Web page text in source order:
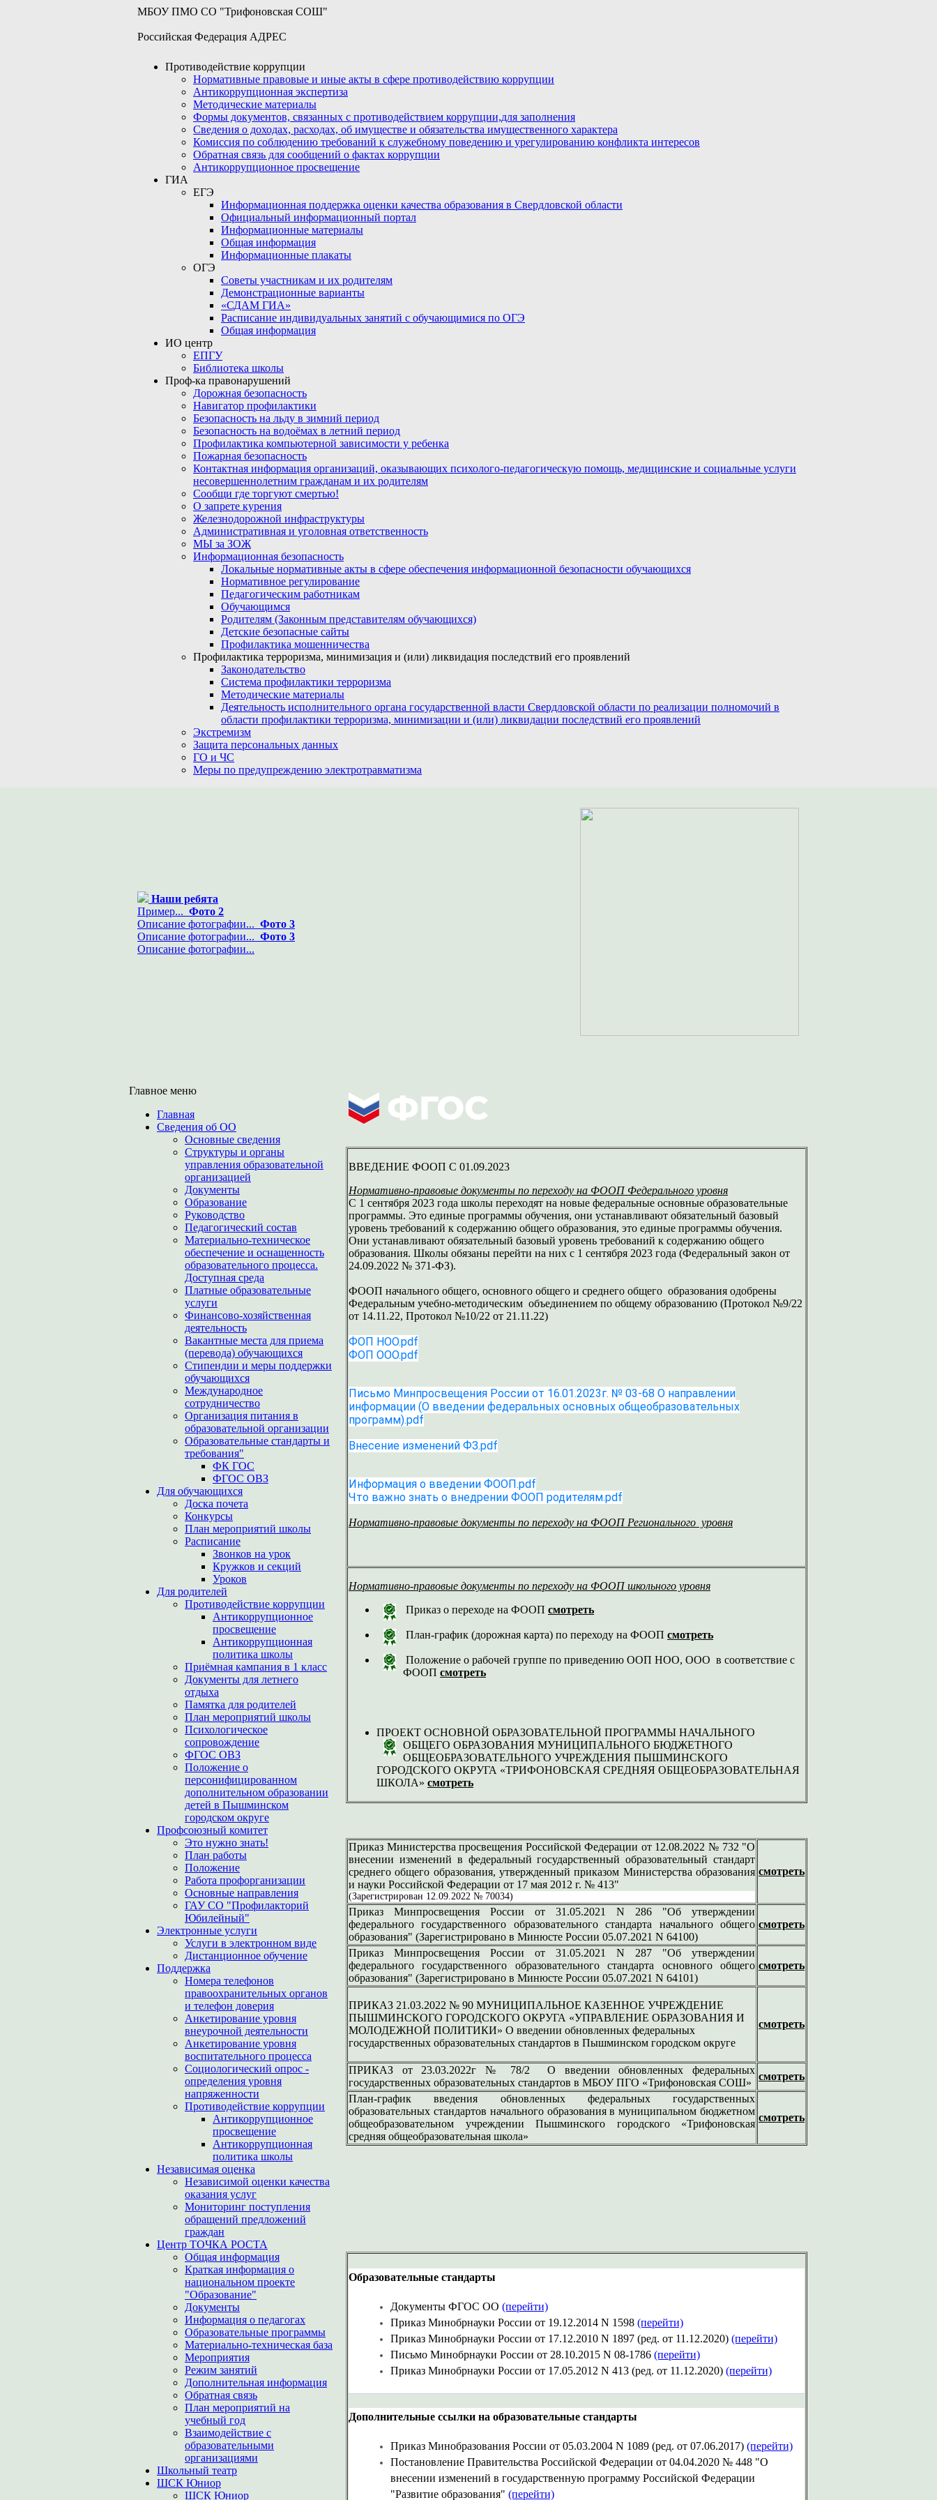
МБОУ ПМО СО "Трифоновская СОШ"
Российская Федерация АДРЕС
Противодействие коррупции
Нормативные правовые и иные акты в сфере противодействию коррупции
Антикоррупционная экспертиза
Методические материалы
Формы документов, связанных с противодействием коррупции,для заполнения
Сведения о доходах, расходах, об имуществе и обязательства имущественного характера
Комиссия по соблюдению требований к служебному поведению и урегулированию конфликта интересов
Обратная связь для сообщений о фактах коррупции
Антикоррупционное просвещение
ГИА
ЕГЭ
Информационная поддержка оценки качества образования в Свердловской области
Официальный информационный портал
Информационные материалы
Общая информация
Информационные плакаты
ОГЭ
Советы участникам и их родителям
Демонстрационные варианты
«СДАМ ГИА»
Расписание индивидуальных занятий с обучающимися по ОГЭ
Общая информация
ИО центр
ЕПГУ
Библиотека школы
Проф-ка правонарушений
Дорожная безопасность
Навигатор профилактики
Безопасность на льду в зимний период
Безопасность на водоёмах в летний период
Профилактика компьютерной зависимости у ребенка
Пожарная безопасность
Контактная информация организаций, оказывающих психолого-педагогическую помощь, медицинские и социальные услуги
несовершеннолетним гражданам и их родителям
Сообщи где торгуют смертью!
О запрете курения
Железнодорожной инфраструктуры
Административная и уголовная ответственность
МЫ за ЗОЖ
Информационная безопасность
Локальные нормативные акты в сфере обеспечения информационной безопасности обучающихся
Нормативное регулирование
Педагогическим работникам
Обучающимся
Родителям (Законным представителям обучающихся)
Детские безопасные сайты
Профилактика мошенничества
Профилактика терроризма, минимизация и (или) ликвидация последствий его проявлений
Законодательство
Система профилактики терроризма
Методические материалы
Деятельность исполнительного органа государственной власти Свердловской области по реализации полномочий в
области профилактики терроризма, минимизации и (или) ликвидации последствий его проявлений
Экстремизм
Защита персональных данных
ГО и ЧС
Меры по предупреждению электротравматизма
Наши ребята
Пример... Фото 2
Описание фотографии... Фото 3
Описание фотографии... Фото 3
Описание фотографии...
Главное меню
Главная
Сведения об ОО
Основные сведения
Структуры и органы
управления образовательной
организацией
Документы
Образование
Руководство
Педагогический состав
Материально-техническое
обеспечение и оснащенность
образовательного процесса.
Доступная среда
Платные образовательные
услуги
Финансово-хозяйственная
деятельность
Вакантные места для приема
(перевода) обучающихся
Стипендии и меры поддержки
обучающихся
Международное
сотрудничество
Организация питания в
образовательной организации
Образовательные стандарты и
требования"
ФК ГОС
ФГОС ОВЗ
Для обучающихся
Доска почета
Конкурсы
План мероприятий школы
Расписание
Звонков на урок
Кружков и секций
Уроков
Для родителей
Противодействие коррупции
Антикоррупционное
просвещение
Антикоррупционная
политика школы
Приёмная кампания в 1 класс
Документы для летнего
отдыха
Памятка для родителей
План мероприятий школы
Психологическое
сопровождение
ФГОС ОВЗ
Положение о
персонифицированном
дополнительном образовании
детей в Пышминском
городском округе
Профсоюзный комитет
Это нужно знать!
План работы
Положение
Работа профорганизации
Основные направления
ГАУ СО "Профилакторий
Юбилейный"
Электронные услуги
Услуги в электронном виде
Дистанционное обучение
Поддержка
Номера телефонов
правоохранительных органов
и телефон доверия
Анкетирование уровня
внеурочной деятельности
Анкетирование уровня
воспитательного процесса
Социологический опрос -
определения уровня
напряженности
Противодействие коррупции
Антикоррупционное
просвещение
Антикоррупционная
политика школы
Независимая оценка
Независимой оценки качества
оказания услуг
Мониторинг поступления
обращений предложений
граждан
Центр ТОЧКА РОСТА
Общая информация
Краткая информация о
национальном проекте
"Образование"
Документы
Информация о педагогах
Образовательные программы
Материально-техническая база
Мероприятия
Режим занятий
Дополнительная информация
Обратная связь
План мероприятий на
учебный год
Взаимодействие с
образовательными
организациями
Школьный театр
ШСК Юниор
ШСК Юниор
ВВЕДЕНИЕ ФООП С 01.09.2023
Нормативно-правовые документы по переходу на ФООП Федерального уровня
С 1 сентября 2023 года школы переходят на новые федеральные основные образовательные
программы. Это единые программы обучения, они устанавливают обязательный базовый
уровень требований к содержанию общего образования, это единые программы обучения.
Они устанавливают обязательный базовый уровень требований к содержанию общего
образования. Школы обязаны перейти на них с 1 сентября 2023 года (Федеральный закон от
24.09.2022 № 371-ФЗ).
ФООП начального общего, основного общего и среднего общего образования одобрены
Федеральным учебно-методическим объединением по общему образованию (Протокол №9/22
от 14.11.22, Протокол №10/22 от 21.11.22)
ФОП НОО.pdf
ФОП ООО.pdf
Письмо Минпросвещения России от 16.01.2023г. № 03-68 О направлении
информации (О введении федеральных основных общеобразовательных
программ).pdf
Внесение изменений ФЗ.pdf
Информация о введении ФООП.pdf
Что важно знать о внедрении ФООП родителям.pdf
Нормативно-правовые документы по переходу на ФООП Регионального уровня
Нормативно-правовые документы по переходу на ФООП школьного уровня
Приказ о переходе на ФООП смотреть
План-график (дорожная карта) по переходу на ФООП смотреть
Положение о рабочей группе по приведению ООП НОО, ООО в соответствие с
ФООП смотреть
ПРОЕКТ ОСНОВНОЙ ОБРАЗОВАТЕЛЬНОЙ ПРОГРАММЫ НАЧАЛЬНОГО
ОБЩЕГО ОБРАЗОВАНИЯ МУНИЦИПАЛЬНОГО БЮДЖЕТНОГО
ОБЩЕОБРАЗОВАТЕЛЬНОГО УЧРЕЖДЕНИЯ ПЫШМИНСКОГО
ГОРОДСКОГО ОКРУГА «ТРИФОНОВСКАЯ СРЕДНЯЯ ОБЩЕОБРАЗОВАТЕЛЬНАЯ
ШКОЛА» смотреть
Приказ Министерства просвещения Российской Федерации от 12.08.2022 № 732 "О
внесении изменений в федеральный государственный образовательный стандарт
среднего общего образования, утвержденный приказом Министерства образования
и науки Российской Федерации от 17 мая 2012 г. № 413"
(Зарегистрирован 12.09.2022 № 70034)
смотреть
Приказ Минпросвещения России от 31.05.2021 N 286 "Об утверждении
федерального государственного образовательного стандарта начального общего
образования" (Зарегистрировано в Минюсте России 05.07.2021 N 64100)
смотреть
Приказ Минпросвещения России от 31.05.2021 N 287 "Об утверждении
федерального государственного образовательного стандарта основного общего
образования" (Зарегистрировано в Минюсте России 05.07.2021 N 64101)
смотреть
ПРИКАЗ 21.03.2022 № 90 МУНИЦИПАЛЬНОЕ КАЗЕННОЕ УЧРЕЖДЕНИЕ
ПЫШМИНСКОГО ГОРОДСКОГО ОКРУГА «УПРАВЛЕНИЕ ОБРАЗОВАНИЯ И
МОЛОДЕЖНОЙ ПОЛИТИКИ» О введении обновленных федеральных
государственных образовательных стандартов в Пышминском городском округе
смотреть
ПРИКАЗ от 23.03.2022г № 78/2 О введении обновленных федеральных
государственных образовательных стандартов в МБОУ ПГО «Трифоновская СОШ»
смотреть
План-график введения обновленных федеральных государственных
образовательных стандартов начального образования в муниципальном бюджетном
общеобразовательном учреждении Пышминского городского «Трифоновская
средняя общеобразовательная школа»
смотреть
Образовательные стандарты
Документы ФГОС ОО (перейти)
Приказ Минобрнауки России от 19.12.2014 N 1598 (перейти)
Приказ Минобрнауки России от 17.12.2010 N 1897 (ред. от 11.12.2020) (перейти)
Письмо Минобрнауки России от 28.10.2015 N 08-1786 (перейти)
Приказ Минобрнауки России от 17.05.2012 N 413 (ред. от 11.12.2020) (перейти)
Дополнительные ссылки на образовательные стандарты
Приказ Минобразования России от 05.03.2004 N 1089 (ред. от 07.06.2017) (перейти)
Постановление Правительства Российской Федерации от 04.04.2020 № 448 "О
внесении изменений в государственную программу Российской Федерации
"Развитие образования" (перейти)